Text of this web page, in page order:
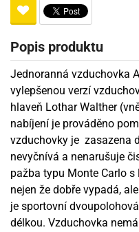
Popis produktu
Jednoranná vzduchovka
vylepšenou verzí
hlaveň Lothar Walther
nabíjení je prováděno
vzduchovky je zasazena
nevyčnívá a nenarušuje
pažba typu Monte Carlo
nejen že dobře vypadá,
je sportovní
délkou. Vzduchovka